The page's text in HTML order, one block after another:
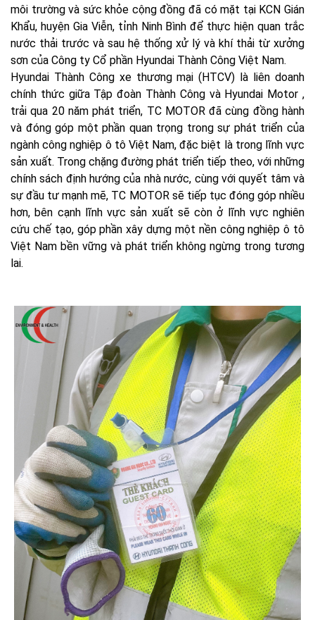
môi trường và sức khỏe cộng đồng đã có mặt tại KCN Gián
Khẩu, huyện Gia Viễn, tỉnh Ninh Bình để thực hiện quan trắc
nước thải trước và sau hệ thống xử lý và khí thải từ xưởng
sơn của Công ty Cổ phần Hyundai Thành Công Việt Nam.
Hyundai Thành Công xe thương mại (HTCV) là liên doanh
chính thức giữa Tập đoàn Thành Công và Hyundai Motor ,
trải qua 20 năm phát triển, TC MOTOR đã cùng đồng hành
và đóng góp một phần quan trọng trong sự phát triển của
ngành công nghiệp ô tô Việt Nam, đặc biệt là trong lĩnh vực
sản xuất. Trong chặng đường phát triển tiếp theo, với những
chính sách định hướng của nhà nước, cùng với quyết tâm và
sự đầu tư mạnh mẽ, TC MOTOR sẽ tiếp tục đóng góp nhiều
hơn, bên cạnh lĩnh vực sản xuất sẽ còn ở lĩnh vực nghiên
cứu chế tạo, góp phần xây dựng một nền công nghiệp ô tô
Việt Nam bền vững và phát triển không ngừng trong tương
lai.